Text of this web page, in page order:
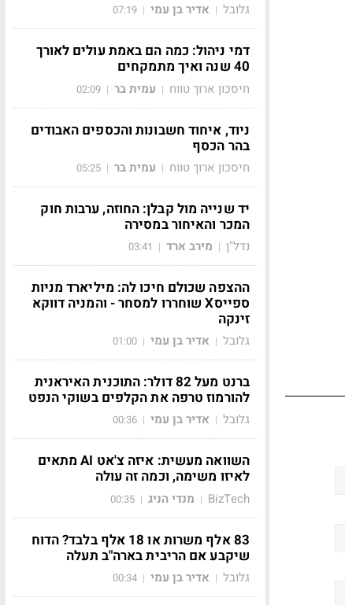
גלובל | אדיר בן עמי |
07:19
דמי ניהול: כמה הם באמת עולים לאורך
40 שנה ואיך מתמקחים
חיסכון ארוך טווח | עמית בר |
02:09
ניוד, איחוד חשבונות והכספים האבודים
בהר הכסף
חיסכון ארוך טווח | עמית בר |
05:25
יד שנייה מול קבלן: החוזה, ערבות חוק
המכר והאיחור במסירה
נדל"ן | מירב ארד |
03:41
ההצפה שכולם חיכו לה: מיליארד מניות
ספייסX שוחררו למסחר - והמניה דווקא
זינקה
גלובל | אדיר בן עמי |
01:00
ברנט מעל 82 דולר: התוכנית האיראנית
להורמוז טרפה את הקלפים בשוקי הנפט
גלובל | אדיר בן עמי |
00:36
השוואה מעשית: איזה צ'אט AI מתאים
לאיזו משימה, וכמה זה עולה
BizTech
| מנדי הניג |
00:35
83 אלף משרות או 18 אלף בלבד? הדוח
שיקבע אם הריבית בארה"ב תעלה
גלובל | אדיר בן עמי |
00:34